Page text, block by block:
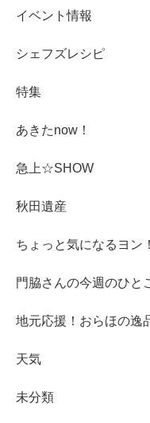
イベント情報
シェフズレシピ
特集
あきたnow！
急上☆SHOW
秋田遺産
ちょっと気になるヨン！
門脇さんの今週のひと
地元応援！おらほの逸
天気
未分類